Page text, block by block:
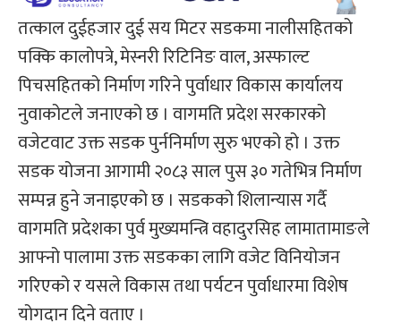
तत्काल दुईहजार दुई सय मिटर सडकमा नालीसहितको
पक्कि कालोपत्रे, मेस्नरी रिटिनिङ वाल, अस्फाल्ट
पिचसहितको निर्माण गरिने पुर्वाधार विकास कार्यालय
नुवाकोटले जनाएको छ । वागमति प्रदेश सरकारको
वजेटवाट उक्त सडक पुर्ननिर्माण सुरु भएको हो । उक्त
सडक योजना आगामी २०८३ साल पुस ३० गतेभित्र निर्माण
सम्पन्न हुने जनाइएको छ । सडकको शिलान्यास गर्दै
वागमति प्रदेशका पुर्व मुख्यमन्त्रि वहादुरसिह लामातामाङले
आफ्नो पालामा उक्त सडकका लागि वजेट विनियोजन
गरिएको र यसले विकास तथा पर्यटन पुर्वाधारमा विशेष
योगदान दिने वताए ।